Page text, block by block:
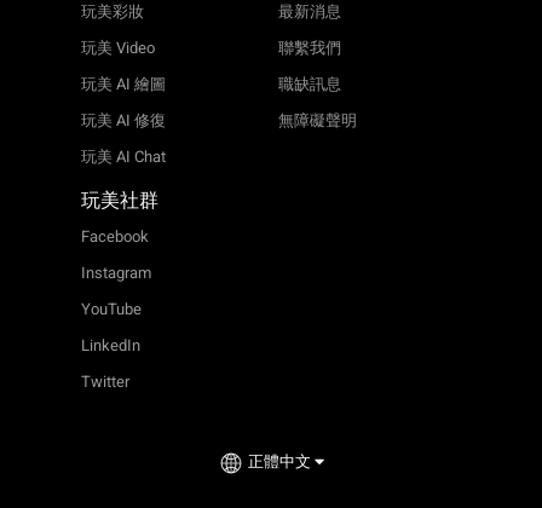
玩美彩妝
玩美 Video
玩美 AI 繪圖
玩美 AI 修復
玩美 AI Chat
最新消息
聯繫我們
職缺訊息
無障礙聲明
玩美社群
Facebook
Instagram
YouTube
LinkedIn
Twitter
正體中文